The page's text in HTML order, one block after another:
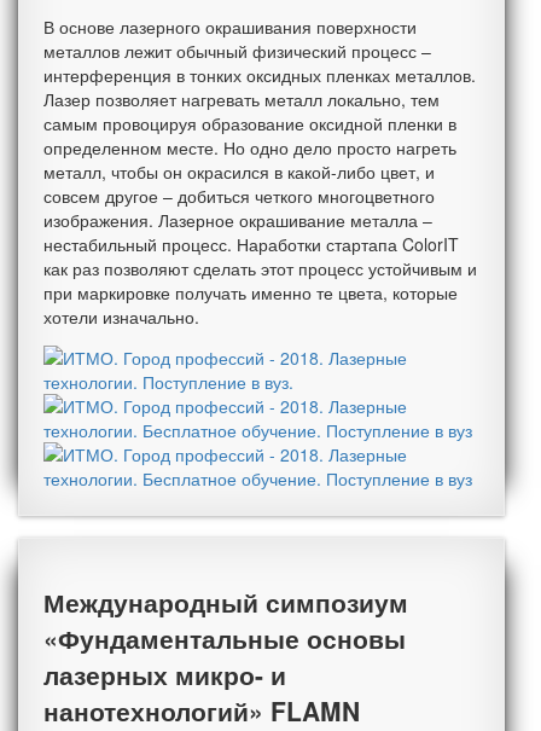
В основе лазерного окрашивания поверхности
металлов лежит обычный физический процесс –
интерференция в тонких оксидных пленках металлов.
Лазер позволяет нагревать металл локально, тем
самым провоцируя образование оксидной пленки в
определенном месте. Но одно дело просто нагреть
металл, чтобы он окрасился в какой-либо цвет, и
совсем другое – добиться четкого многоцветного
изображения. Лазерное окрашивание металла –
нестабильный процесс. Наработки стартапа ColorIT
как раз позволяют сделать этот процесс устойчивым и
при маркировке получать именно те цвета, которые
хотели изначально.
Международный симпозиум
«Фундаментальные основы
лазерных микро- и
нанотехнологий» FLAMN